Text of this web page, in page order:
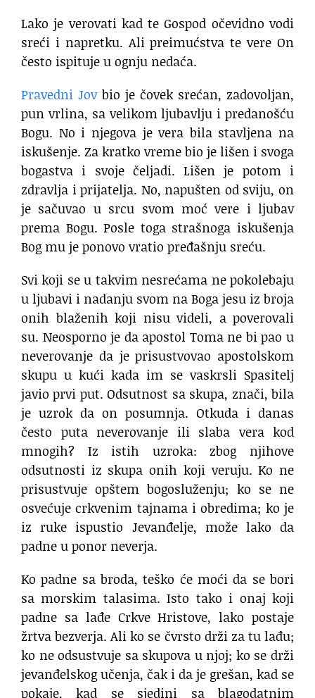
Lako je verovati kad te Gospod očevidno vodi
sreći i napretku. Ali preimućstva te vere On
često ispituje u ognju nedaća.
Pravedni Jovbio je čovek srećan, zadovoljan,
pun vrlina, sa velikom ljubavlju i predanošću
Bogu. No i njegova je vera bila stavljena na
iskušenje. Za kratko vreme bio je lišen i svoga
bogastva i svoje čeljadi. Lišen je potom i
zdravlja i prijatelja. No, napušten od sviju, on
je sačuvao u srcu svom moć vere i ljubav
prema Bogu. Posle toga strašnoga iskušenja
Bog mu je ponovo vratio pređašnju sreću.
Svi koji se u takvim nesrećama ne pokolebaju
u ljubavi i nadanju svom na Boga jesu iz broja
onih blaženih koji nisu videli, a poverovali
su. Neosporno je da apostol Toma ne bi pao u
neverovanje da je prisustvovao apostolskom
skupu u kući kada im se vaskrsli Spasitelj
javio prvi put. Odsutnost sa skupa, znači, bila
je uzrok da on posumnja. Otkuda i danas
često puta neverovanje ili slaba vera kod
mnogih? Iz istih uzroka: zbog njihove
odsutnosti iz skupa onih koji veruju. Ko ne
prisustvuje opštem bogosluženju; ko se ne
osvećuje crkvenim tajnama i obredima; ko je
iz ruke ispustio Jevanđelje, može lako da
padne u ponor neverja.
Ko padne sa broda, teško će moći da se bori
sa morskim talasima. Isto tako i onaj koji
padne sa lađe Crkve Hristove, lako postaje
žrtva bezverja. Ali ko se čvrsto drži za tu lađu;
ko ne odsustvuje sa skupova u njoj; ko se drži
jevanđelskog učenja, čak i da je grešan, kad se
pokaje, kad se sjedini sa blagodatnim